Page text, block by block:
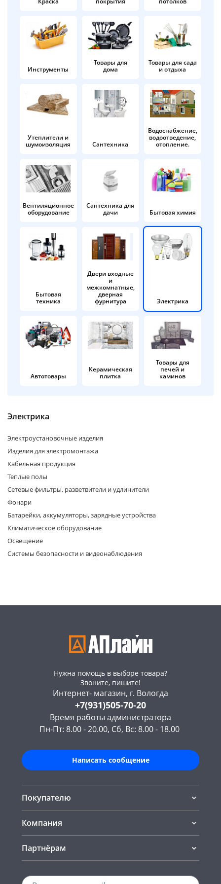
Инструменты
Товары для
дома
Товары для сада
и отдыха
Утеплители и
шумоизоляция
Сантехника
Водоснабжение,
водоотведение,
отопление.
Вентиляционное
оборудование
Сантехника для
дачи
Бытовая химия
Бытовая
техника
Двери входные
и
межкомнатные,
дверная
фурнитура
Электрика
Автотовары
Керамическая
плитка
Товары для
печей и
каминов
Электрика
Электроустановочные изделия
Изделия для электромонтажа
Кабельная продукция
Теплые полы
Сетевые фильтры, разветвители и удлинители
Фонари
Батарейки, аккумуляторы, зарядные устройства
Климатическое оборудование
Освещение
Системы безопасности и видеонаблюдения
Нужна помощь в выборе товара?
Звоните, пишите!
Интернет- магазин, г. Вологда
+7(931)505-70-20
Время работы администратора
Пн-Пт: 8.00 - 20.00, Сб, Вс: 8.00 - 18.00
Написать сообщение
Покупателю
Компания
Партнёрам
в корзину
Оплачивайте сегодня только
25% картой любого банка
Получайте товар
выбранный способом
Оставшиеся
% будут
по25%каждые 2 недели
Подробнее
об оплате Плайтом
раз в 2
недели
раз в 2 недели
Остались вопросы?
8 800 302-02-51
plait.ru